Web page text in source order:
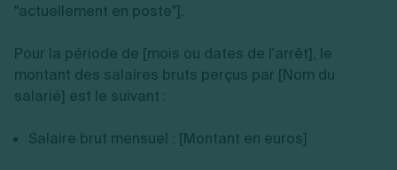
"actuellement en poste"].
Pour la période de [mois ou dates de l'arrêt], le
montant des salaires bruts perçus par [Nom du
salarié] est le suivant :
Salaire brut mensuel : [Montant en euros]